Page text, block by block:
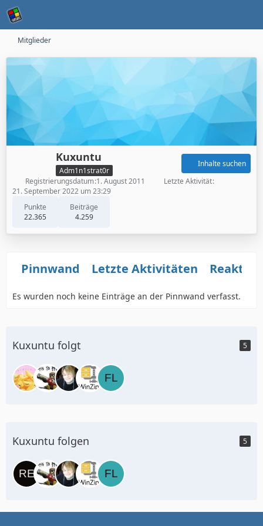
Mitglieder
Kuxuntu
Adm1n1strat0r
Punkte
22.365
Beiträge
4.259
Inhalte suchen
Registrierungsdatum 1. August 2011
Letzte Aktivität
21. September 2022 um 23:29
Pinnwand Letzte Aktivitäten
Es wurden noch keine Einträge an der Pinnwand verfasst.
Kuxuntu folgt 5
Kuxuntu folgen 5